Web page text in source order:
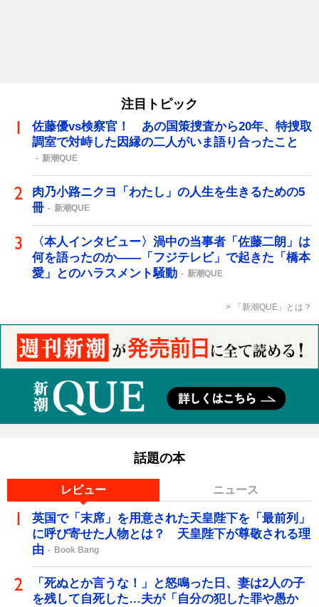
注目トピック
佐藤優vs検察官！ あの国策捜査から20年、特捜取
調室で対峙した因縁の二人がいま語り合ったこと
新潮QUE
肉乃小路ニクヨ「わたし」の人生を生きるための5
冊
新潮QUE
〈本人インタビュー〉渦中の当事者「佐藤二朗」は
何を語ったのか――「フジテレビ」で起きた「橋本
愛」とのハラスメント騒動
新潮QUE
「新潮QUE」とは？
話題の本
レビュー ニュース
英国で「末席」を用意された天皇陛下を「最前列」
に呼び寄せた人物とは？ 天皇陛下が尊敬される理
由
Book Bang
「死ぬとか言うな！」と怒鳴った日、妻は2人の子
を残して自死した…夫が「自分の犯した罪や愚か